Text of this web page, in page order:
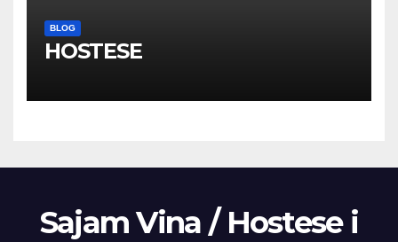
BLOG
HOSTESE
Sajam Vina / Hostese i